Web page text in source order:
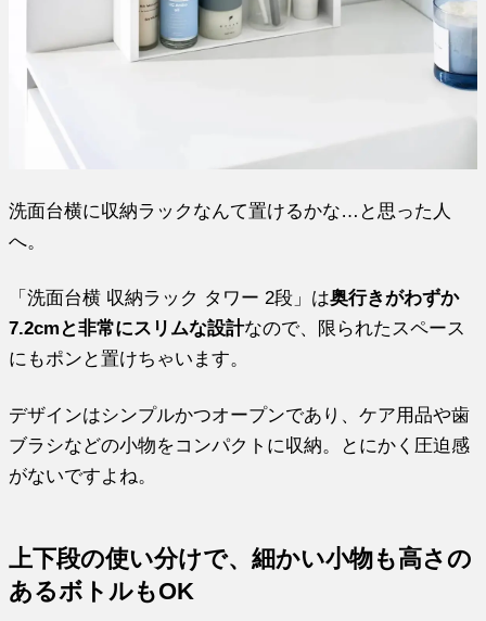
洗面台横に収納ラックなんて置けるかな…と思った人
へ。
「洗面台横 収納ラック タワー 2段」は奥行きがわずか
7.2cmと非常にスリムな設計なので、限られたスペース
にもポンと置けちゃいます。
デザインはシンプルかつオープンであり、ケア用品や歯
ブラシなどの小物をコンパクトに収納。とにかく圧迫感
がないですよね。
上下段の使い分けで、細かい小物も高さの
あるボトルもOK